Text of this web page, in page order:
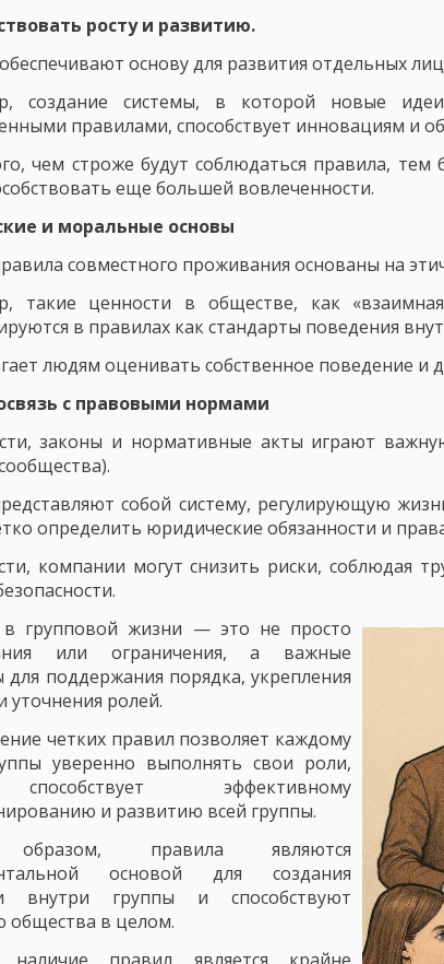
СОВРЕМЕННОЙ ДИДАКТИКИ ПОНЯТИЕ ОБУЧЕНИЯ КАК
ПОНЯТИЕ ОБРАЗОВАНИЕ КАК КАТЕГОРИЯ ДИДАКТИКИ
УЧЕБНИК И РУКОВОДСТВО ОСНОВНЫЕ ТЕНДЕНЦИИ
ПРОЦЕССА. ЦЕЛЕВОЙ КОМПОНЕНТ УЧЕБНОГО ПРОЦЕССА
СОДЕРЖАТЕЛЬНЫЙ КОМПОНЕНТ УЧЕБНОГО
ОБРАЗОВАТЕЛЬНАЯ ФУНКЦИЯ УЧЕБНОГО ПРОЦЕССА
ФУНКЦИЯ САМОСОВЕРШЕНСТВОВАНИЯ
КОНЦЕПЦИЯ ОБУЧЕНИЯ. ЛИНЕЙНОЕ ПРОГРАММИРОВАНИЕ
ОБУЧЕНИЕ ТЕОРИЯ ПОЭТАПНОГО ФОРМИРОВАНИЯ
ОБУЧЕНИЯ РАЗВИВАЮЩЕЕ ОБУЧЕНИЕ
КОНЦЕПЦИИ ПЕДАГОГИКИ ВАЛЬДОРФСКАЯ
ПРОЦЕССА
ПРОЦЕССА СОЦИОЛОГИЧЕСКИЕ И
ОБУЧЕНИЯ, КОТОРЫЕ КАСАЮТСЯ ВСЕХ КОМПОНЕНТОВ
ОБУЧЕНИЯ ПРИНЦИП
В ОБУЧЕНИИ ПРИНЦИП ДОСТУПНОСТИ И
СОЧЕТАНИЯ КОЛЛЕКТИВНЫХ И ИНДИВИДУАЛЬНЫХ
УЧАЩИХСЯ ПРИНЦИП АКТИВНОСТИ,
И УМЕНИЙ ПОНЯТИЕ О МЕТОДАХ ОБУЧЕНИЯ
КЛАССИФИКАЦИЯ МЕТОДОВ ОБУЧЕНИЯ ПО ХАРЛОМОВУ,
росту и развитию.
основу для развития отдельных
создание системы, в которой новые
правилами, способствует инновациям и
чем строже будут соблюдаться правила,
еще большей вовлеченности.
и моральные основы
совместного проживания основаны на
такие ценности в обществе, как
в правилах как стандарты поведения
людям оценивать собственное поведение и
с правовыми нормами
законы и нормативные акты играют
собой систему, регулирующую
определить юридические обязанности и
компании могут снизить риски, соблюдая
в групповой жизни — это не просто
или ограничения, а важные
для поддержания порядка, укрепления
уточнения ролей.
четких правил позволяет каждому
уверенно выполнять свои роли,
эффективному
и развитию всей группы.
правила являются
основой для создания
внутри группы и способствуют
общества в целом.